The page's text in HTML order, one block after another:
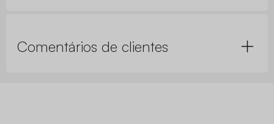
Comentários de clientes